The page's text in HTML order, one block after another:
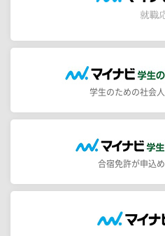
学生のための社会
合宿免許が申込